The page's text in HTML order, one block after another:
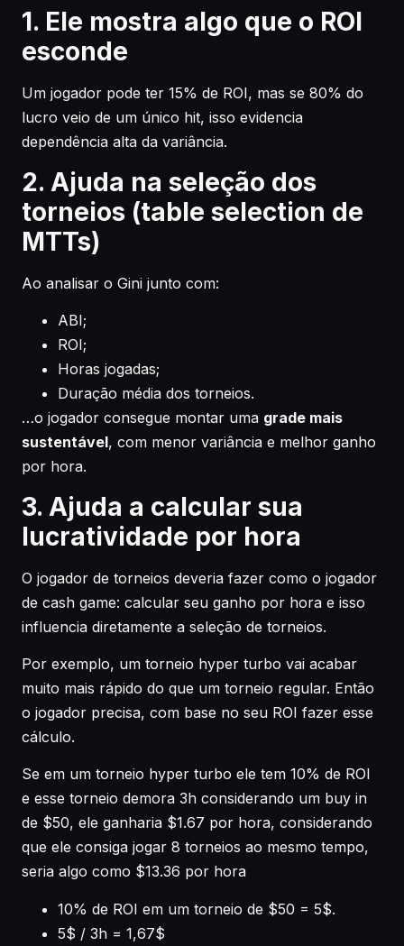
1. Ele mostra algo que o ROI
esconde
Um jogador pode ter 15% de ROI, mas se 80% do
lucro veio de um único hit, isso evidencia
dependência alta da variância.
2. Ajuda na seleção dos
torneios (table selection de
MTTs)
Ao analisar o Gini junto com:
ABI;
ROI;
Horas jogadas;
Duração média dos torneios.
…o jogador consegue montar uma grade mais
sustentável, com menor variância e melhor ganho
por hora.
3. Ajuda a calcular sua
lucratividade por hora
O jogador de torneios deveria fazer como o jogador
de cash game: calcular seu ganho por hora e isso
influencia diretamente a seleção de torneios.
Por exemplo, um torneio hyper turbo vai acabar
muito mais rápido do que um torneio regular. Então
o jogador precisa, com base no seu ROI fazer esse
cálculo.
Se em um torneio hyper turbo ele tem 10% de ROI
e esse torneio demora 3h considerando um buy in
de $50, ele ganharia $1.67 por hora, considerando
que ele consiga jogar 8 torneios ao mesmo tempo,
seria algo como $13.36 por hora
10% de ROI em um torneio de $50 = 5$.
5$ / 3h = 1,67$